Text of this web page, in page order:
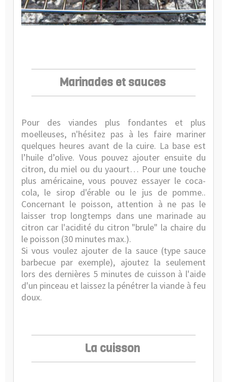
Marinades et sauces
Pour des viandes plus fondantes et plus
moelleuses, n'hésitez pas à les faire mariner
quelques heures avant de la cuire. La base est
l’huile d’olive. Vous pouvez ajouter ensuite du
citron, du miel ou du yaourt… Pour une touche
plus américaine, vous pouvez essayer le coca-
cola, le sirop d'érable ou le jus de pomme..
Concernant le poisson, attention à ne pas le
laisser trop longtemps dans une marinade au
citron car l'acidité du citron "brule" la chaire du
le poisson (30 minutes max.).
Si vous voulez ajouter de la sauce (type sauce
barbecue par exemple), ajoutez la seulement
lors des dernières 5 minutes de cuisson à l'aide
d'un pinceau et laissez la pénétrer la viande à feu
doux.
La cuisson